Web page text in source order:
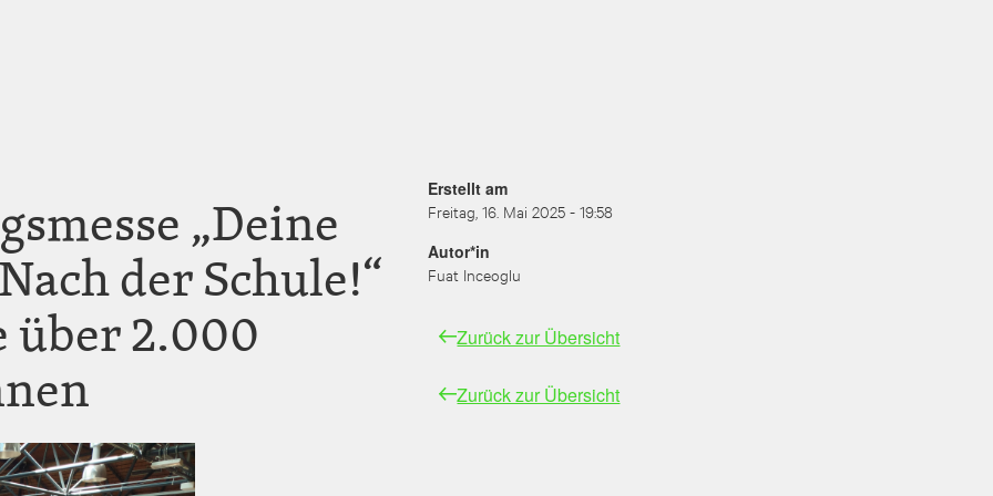
„Deine
der Schule!“
2.000
Erstellt am
Freitag, 16. Mai 2025 - 19:58
Autor*in
Fuat Inceoglu
Zurück zur Übersicht
Zurück zur Übersicht